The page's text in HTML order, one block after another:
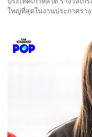
ใหญ่ที่สุดในงานประกาศราง